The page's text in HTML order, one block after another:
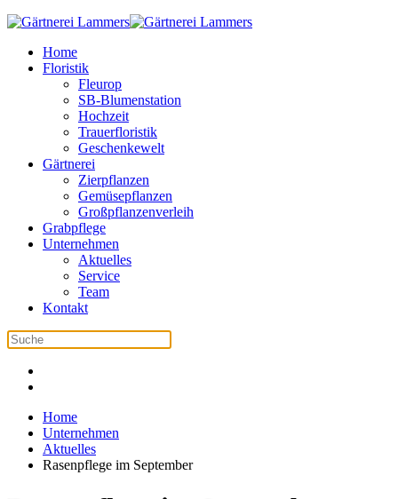
Home
Floristik
Fleurop
SB-Blumenstation
Hochzeit
Trauerfloristik
Geschenkewelt
Gärtnerei
Zierpflanzen
Gemüsepflanzen
Großpflanzenverleih
Grabpflege
Unternehmen
Aktuelles
Service
Team
Kontakt
Home
Unternehmen
Aktuelles
Rasenpflege im September